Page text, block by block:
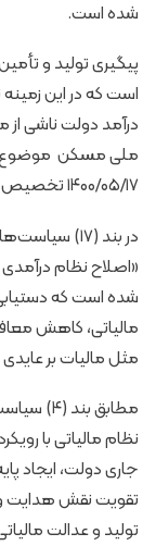
شده است.
پیگیری تولید و
است که در این
درآمد دولت ناشی از
۱۴۰۰/۰۵/۱۷ تخصیص می‌یابد.
در بند (۱۷)
«اصلاح نظام
شده است که
مالیاتی، کاهش
مثل مالیات بر
مطابق
نظام مالیاتی با
جاری دولت، ایجاد
تقویت نقش هدایت و
تولید و عدالت